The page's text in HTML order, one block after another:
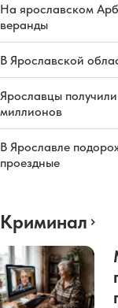
На ярославском
веранды
В Ярославской
Ярославцы
миллионов
В Ярославле
проездные
Криминал